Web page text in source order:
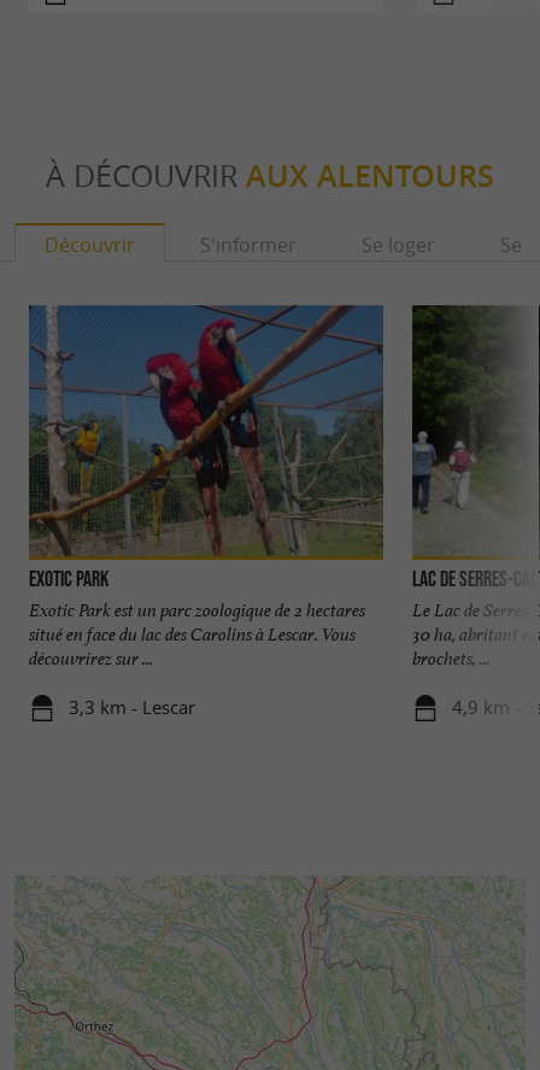
À DÉCOUVRIR AUX ALENTOURS
Découvrir S'informer Se loger Se
Exotic Park
Exotic Park est un parc zoologique de 2 hectares
situé en face du lac des Carolins à Lescar. Vous
découvrirez sur ...
3,3 km - Lescar
Lac de Serres-
Le Lac de
30 ha, abritant
brochets, ...
4,9 km -